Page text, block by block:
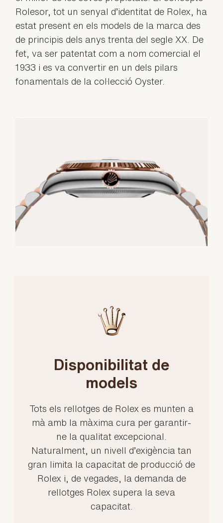
Rolesor, tot un senyal d’identitat de Rolex, ha
estat present en els models de la marca des
de principis dels anys trenta del segle XX. De
fet, va ser patentat com a nom comercial el
1933 i es va convertir en un dels pilars
fonamentals de la col·lecció Oyster.
Disponibilitat de
models
Tots els rellotges de Rolex es munten a
mà amb la màxima cura per garantir-
ne la qualitat excepcional.
Naturalment, un nivell d’exigència tan
gran limita la capacitat de producció de
Rolex i, de vegades, la demanda de
rellotges Rolex supera la seva
capacitat.